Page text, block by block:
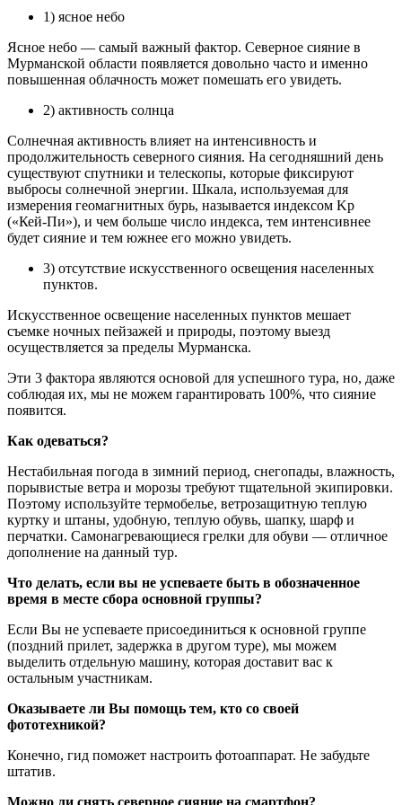
1) ясное небо
Ясное небо — самый важный фактор. Северное сияние в
Мурманской области появляется довольно часто и именно
повышенная облачность может помешать его увидеть.
2) активность солнца
Солнечная активность влияет на интенсивность и
продолжительность северного сияния. На сегодняшний день
существуют спутники и телескопы, которые фиксируют
выбросы солнечной энергии. Шкала, используемая для
измерения геомагнитных бурь, называется индексом Kp
(«Кей-Пи»), и чем больше число индекса, тем интенсивнее
будет сияние и тем южнее его можно увидеть.
3) отсутствие искусственного освещения населенных
пунктов.
Искусственное освещение населенных пунктов мешает
съемке ночных пейзажей и природы, поэтому выезд
осуществляется за пределы Мурманска.
Эти 3 фактора являются основой для успешного тура, но, даже
соблюдая их, мы не можем гарантировать 100%, что сияние
появится.
Как одеваться?
Нестабильная погода в зимний период, снегопады, влажность,
порывистые ветра и морозы требуют тщательной экипировки.
Поэтому используйте термобелье, ветрозащитную теплую
куртку и штаны, удобную, теплую обувь, шапку, шарф и
перчатки. Самонагревающиеся грелки для обуви — отличное
дополнение на данный тур.
Что делать, если вы не успеваете быть в обозначенное
время в месте сбора основной группы?
Если Вы не успеваете присоединиться к основной группе
(поздний прилет, задержка в другом туре), мы можем
выделить отдельную машину, которая доставит вас к
остальным участникам.
Оказываете ли Вы помощь тем, кто со своей
фототехникой?
Конечно, гид поможет настроить фотоаппарат. Не забудьте
штатив.